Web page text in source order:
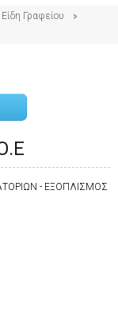
Είδη Γραφείου
- ΕΞΟΠΛΙΣΜΟΣ